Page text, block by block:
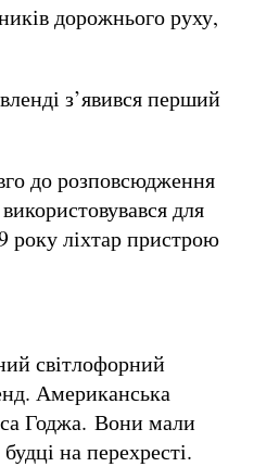
дорожнього руху,
з’явився перший
до розповсюдження
для
року ліхтар пристрою
світлофорний
Американська
Годжа. Вони мали
на перехресті.